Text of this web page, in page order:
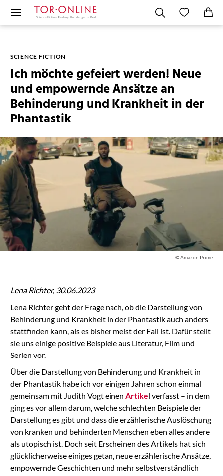
SCIENCE FICTION
Ich möchte gefeiert werden! Neue
und empowernde Ansätze an
Behinderung und Krankheit in der
Phantastik
© Amazon Prime
Lena Richter, 30.06.2023
Lena Richter geht der Frage nach, ob die Darstellung von
Behinderung und Krankheit in der Phantastik auch anders
stattfinden kann, als es bisher meist der Fall ist. Dafür stellt
sie uns einige positive Beispiele aus Literatur, Film und
Serien vor.
Über die Darstellung von Behinderung und Krankheit in
der Phantastik habe ich vor einigen Jahren schon einmal
gemeinsam mit Judith Vogt einen Artikel verfasst – in dem
ging es vor allem darum, welche schlechten Beispiele der
Darstellung es gibt und dass die erzählerische Auslöschung
von kranken und behinderten Menschen eben alles andere
als utopisch ist. Doch seit Erscheinen des Artikels hat sich
glücklicherweise einiges getan, neue erzählerische Ansätze,
empowernde Geschichten und mehr selbstverständlich